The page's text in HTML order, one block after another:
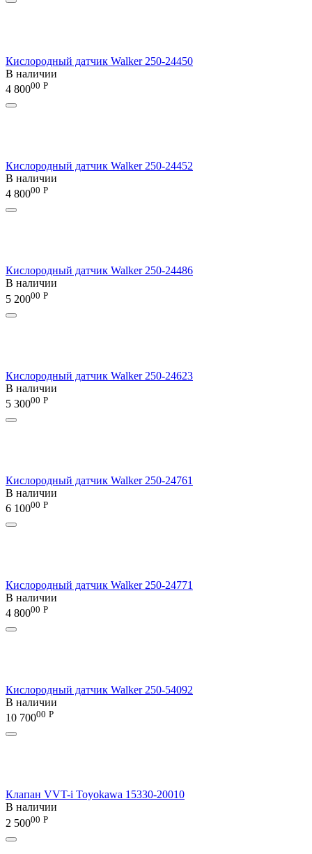
Кислородный датчик Walker 250-24450
В наличии
4 80000 Р
Кислородный датчик Walker 250-24452
В наличии
4 80000 Р
Кислородный датчик Walker 250-24486
В наличии
5 20000 Р
Кислородный датчик Walker 250-24623
В наличии
5 30000 Р
Кислородный датчик Walker 250-24761
В наличии
6 10000 Р
Кислородный датчик Walker 250-24771
В наличии
4 80000 Р
Кислородный датчик Walker 250-54092
В наличии
10 70000 Р
Клапан VVT-i Toyokawa 15330-20010
В наличии
2 50000 Р